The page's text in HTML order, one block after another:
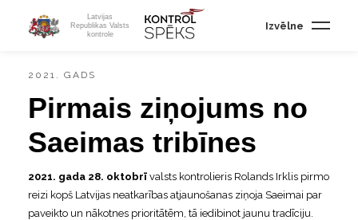
Latvijas
Republikas Valsts
kontrole
Izvēlne
2021. GADS
Pirmais ziņojums no
Saeimas tribīnes
2021. gada 28. oktobrī valsts kontrolieris Rolands Irklis pirmo
reizi kopš Latvijas neatkarības atjaunošanas ziņoja Saeimai par
paveikto un nākotnes prioritātēm, tā iedibinot jaunu tradīciju.